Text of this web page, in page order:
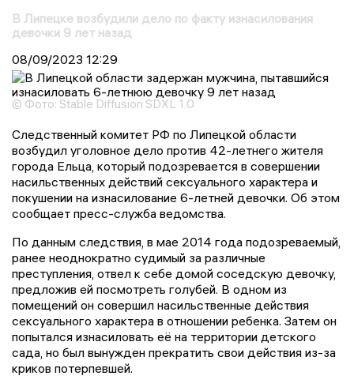
В Липецке возбудили дело по факту изнасилования
девочки 9 лет назад
08/09/2023 12:29
© Фото: Stable Diffusion SDXL 1.0
Следственный комитет РФ по Липецкой области
возбудил уголовное дело против 42-летнего жителя
города Ельца, который подозревается в совершении
насильственных действий сексуального характера и
покушении на изнасилование 6-летней девочки. Об этом
сообщает пресс-служба ведомства.
По данным следствия, в мае 2014 года подозреваемый,
ранее неоднократно судимый за различные
преступления, отвел к себе домой соседскую девочку,
предложив ей посмотреть голубей. В одном из
помещений он совершил насильственные действия
сексуального характера в отношении ребенка. Затем он
попытался изнасиловать её на территории детского
сада, но был вынужден прекратить свои действия из-за
криков потерпевшей.